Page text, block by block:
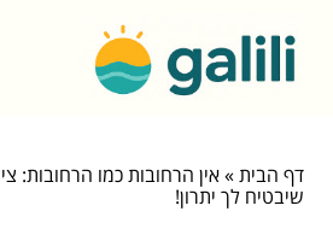
דף הבית»אין הרחובות כמו הרחובות:
שיבטיח לך יתרון!